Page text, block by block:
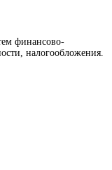
финансово-
налогообложения.